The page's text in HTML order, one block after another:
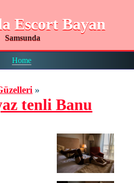
Escort Bayan
Samsunda
Home
»
tenli Banu